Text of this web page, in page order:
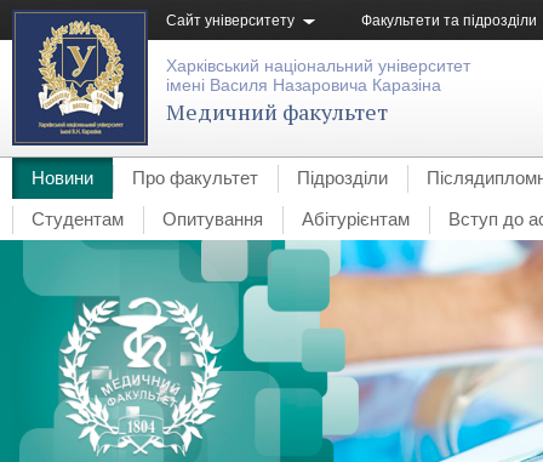
Сайт університету Факультети та підрозділи
Харківський національний університет
імені Василя Назаровича Каразіна
Медичний факультет
Новини Про факультет Підрозділи
Студентам
Опитування Абітурієнтам Вступ до